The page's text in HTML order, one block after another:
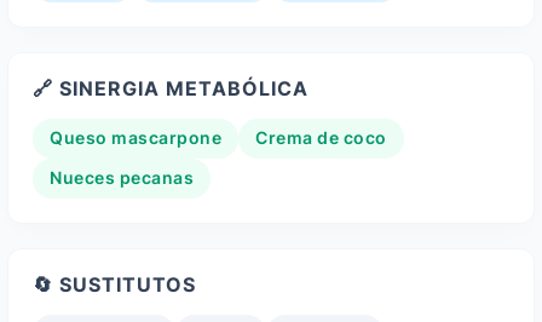
🔗 SINERGIA METABÓLICA
Queso mascarpone Crema de coco
Nueces pecanas
🔄 SUSTITUTOS